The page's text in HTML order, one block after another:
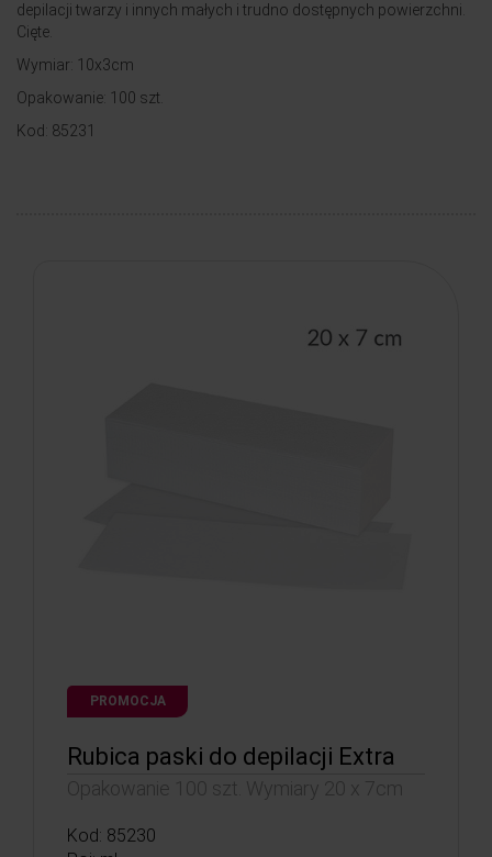
depilacji twarzy i innych małych i trudno dostępnych powierzchni.
Cięte.
Wymiar: 10x3cm
Opakowanie: 100 szt.
Kod: 85231
PROMOCJA
Rubica paski do depilacji Extra
Opakowanie 100 szt. Wymiary 20 x 7cm
Kod: 85230